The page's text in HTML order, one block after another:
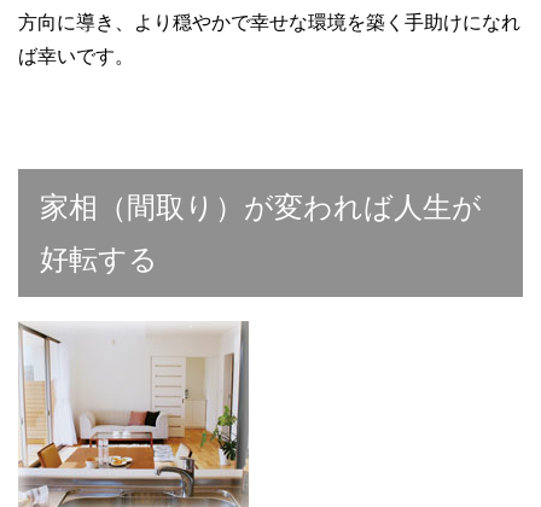
方向に導き、より穏やかで幸せな環境を築く手助けになれ
ば幸いです。
家相（間取り）が変われば人生が
好転する